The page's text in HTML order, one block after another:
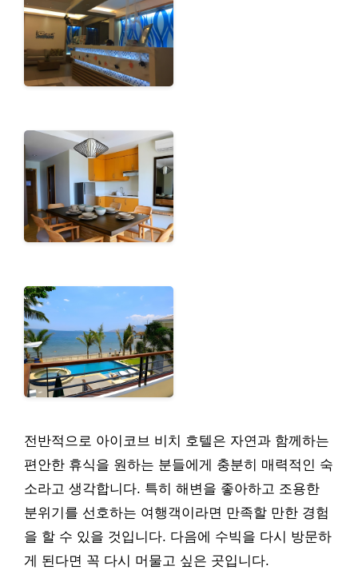
전반적으로 아이코브 비치 호텔은 자연과 함께하는
편안한 휴식을 원하는 분들에게 충분히 매력적인 숙
소라고 생각합니다. 특히 해변을 좋아하고 조용한
분위기를 선호하는 여행객이라면 만족할 만한 경험
을 할 수 있을 것입니다. 다음에 수빅을 다시 방문하
게 된다면 꼭 다시 머물고 싶은 곳입니다.